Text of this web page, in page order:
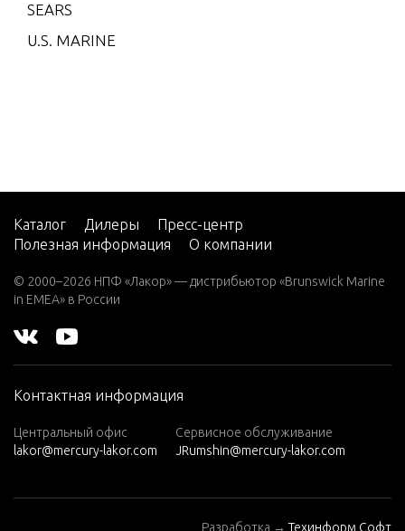
SEARS
U.S. MARINE
W-55
W15
W15
(M)
W25
(ML)
Каталог Дилеры
Пресс-центр
Полезная информация
О компании
© 2000–2026 НПФ «Лакор» — дистрибьютор «Brunswick Marine
in EMEA» в России
Контактная информация
Центральный офис
lakor@mercury-lakor.com
Сервисное обслуживание
JRumshin@mercury-lakor.com
Разработка → Техинформ Софт